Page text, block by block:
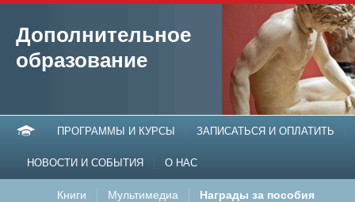
Дополнительное
образование
ПРОГРАММЫ И КУРСЫ ЗАПИСАТЬСЯ И ОПЛАТИТЬ
НОВОСТИ И СОБЫТИЯ О НАС
Книги Мультимедиа Награды за пособия